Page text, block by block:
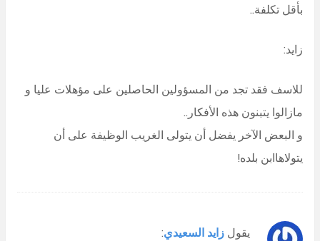
بأقل تكلفة..
زايد:
للاسف فقد تجد من المسؤولين الحاصلين على مؤهلات عليا و
مازالوا يتبنون هذه الأفكار..
و البعض الآخر يفضل أن يتولى الغريب الوظيفة على أن
يتولاهاابن بلده!
يقول زايد السعيدي: